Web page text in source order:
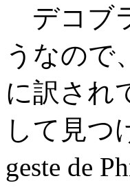
デコブ
うなので
に訳され
して見つ
geste de